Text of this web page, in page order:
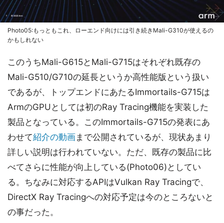
Photo05:もっともこれ、ローエンド向けには引き続きMali-G310が使えるの
かもしれない
このうちMali-G615とMali-G715はそれぞれ既存の
Mali-G510/G710の延長というか高性能版という扱い
であるが、トップエンドにあたるImmortails-G715は
ArmのGPUとしては初のRay Tracing機能を実装した
製品となっている。このImmortails-G715の発表にあ
わせて紹介の動画まで公開されているが、現状あまり
詳しい説明は行われていない。ただ、既存の製品に比
べてさらに性能が向上している(Photo06)としてい
る。ちなみに対応するAPIはVulkan Ray Tracingで、
DirectX Ray Tracingへの対応予定は今のところないと
の事だった。